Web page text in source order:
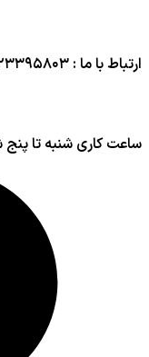
ارتباط با ما : ۰۹۱۲۳۳۹۵۸۰۳-۰۹۱۲۸۴۸۲۹۸۵
ساعت کاری شنبه تا پنج شنبه ۸